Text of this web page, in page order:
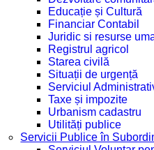
Educație și Cultură
Financiar Contabil
Juridic si resurse
Registrul agricol
Starea civilă
Situații de urgență
Serviciul
Taxe și impozite
Urbanism cadastru
Utilități publice
Servicii Publice în